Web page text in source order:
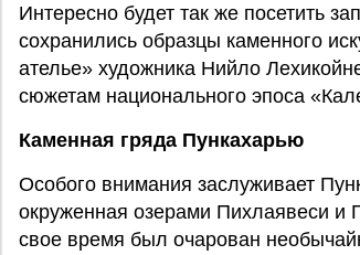
Интересно будет так же посетить
сохранились образцы каменного
ателье» художника Нийло
сюжетам национального эпоса
Каменная гряда Пункахарью
Особого внимания заслуживает
окруженная озерами Пихлаявеси и
свое время был очарован